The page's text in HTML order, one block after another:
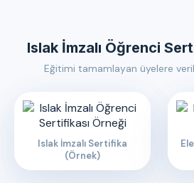
Islak İmzalı Öğrenci
Eğitimi tamamlayan üyelere
Islak İmzalı Sertifika
(Örnek)